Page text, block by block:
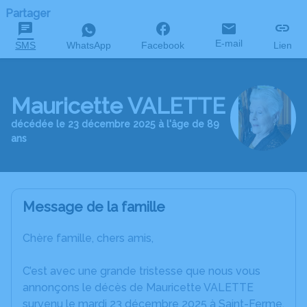
Partager
SMS WhatsApp Facebook E-mail Lien
Mauricette VALETTE
décédée le 23 décembre 2025 à l'âge de 89
ans
Message de la famille
Chère famille, chers amis,
C’est avec une grande tristesse que nous vous
annonçons le décès de Mauricette VALETTE
survenu le mardi 23 décembre 2025 à Saint-Ferme.